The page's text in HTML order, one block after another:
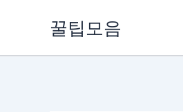
꿀팁모음